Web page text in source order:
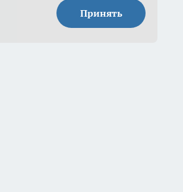
Принять